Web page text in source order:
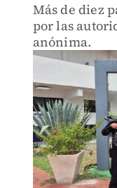
Más de diez
por las
anónima.